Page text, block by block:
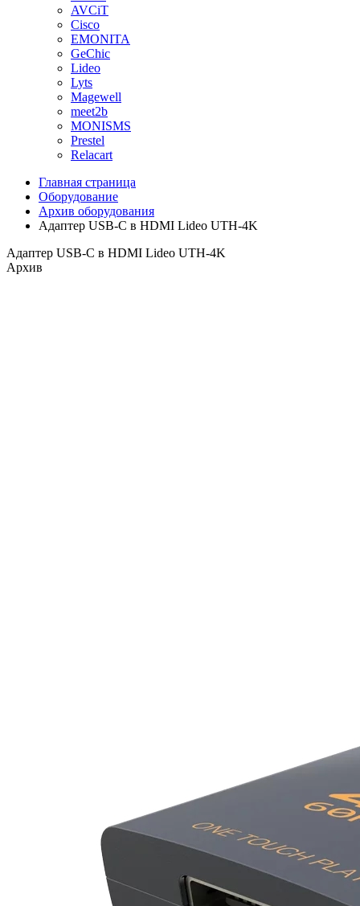
AVCiT
Cisco
EMONITA
GeChic
Lideo
Lyts
Magewell
meet2b
MONISMS
Prestel
Relacart
Главная страница
Оборудование
Архив оборудования
Адаптер USB-C в HDMI Lideo UTH-4K
Адаптер USB-C в HDMI Lideo UTH-4K
Архив